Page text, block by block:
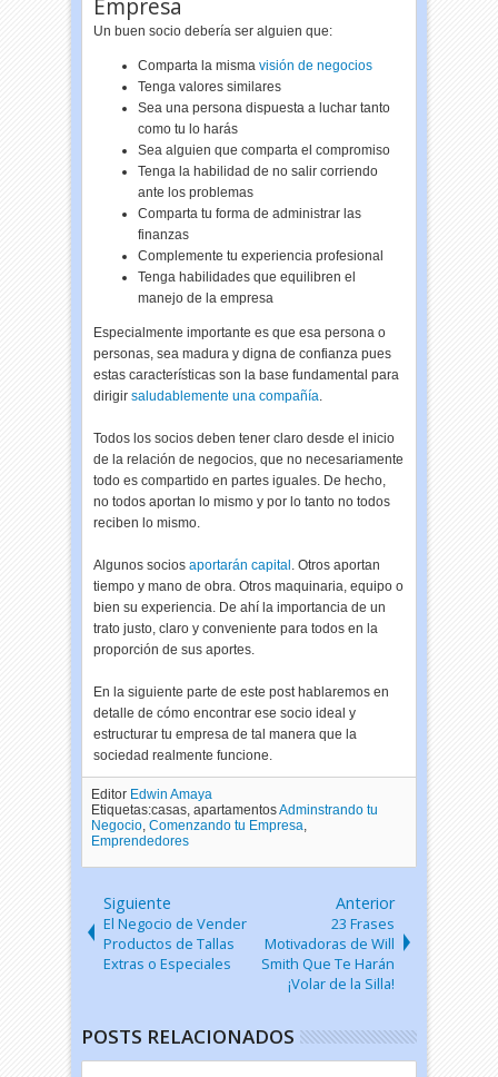
Un buen socio debería ser alguien que:
Comparta la mismavisión de negocios
Tenga valores similares
Sea una persona dispuesta a luchar tanto
como tu lo harás
Sea alguien que comparta el compromiso
Tenga la habilidad de no salir corriendo
ante los problemas
Comparta tu forma de administrar las
finanzas
Complemente tu experiencia profesional
Tenga habilidades que equilibren el
manejo de la empresa
Especialmente importante es que esa persona o
personas, sea madura y digna de confianza pues
estas características son la base fundamental para
dirigirsaludablemente una compañía
Todos los socios deben tener claro desde el inicio
de la relación de negocios, que no necesariamente
todo es compartido en partes iguales. De hecho,
no todos aportan lo mismo y por lo tanto no todos
reciben lo mismo.
Algunos sociosaportarán capital . Otros aportan
tiempo y mano de obra. Otros maquinaria, equipo o
bien su experiencia. De ahí la importancia de un
trato justo, claro y conveniente para todos en la
proporción de sus aportes.
En la siguiente parte de este post hablaremos en
detalle de cómo encontrar ese socio ideal y
estructurar tu empresa de tal manera que la
sociedad realmente funcione.
Editor Edwin Amaya
Etiquetas:casas, apartamentosAdminstrando tu
Negocio ,Comenzando tu Empresa
Emprendedores
Siguiente
El Negocio de Vender
Productos de Tallas
Extras o Especiales
Anterior
23 Frases
Motivadoras de Will
Smith Que Te Harán
¡Volar de la Silla!
POSTS RELACIONADOS